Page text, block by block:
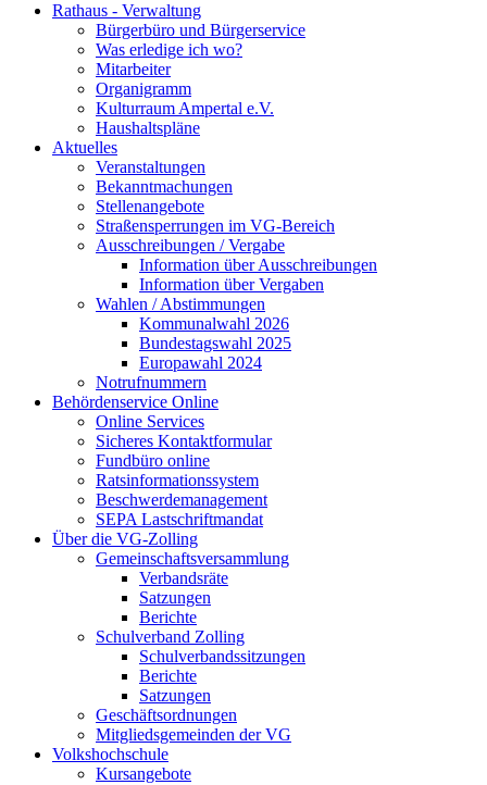
Rathaus - Verwaltung
Bürgerbüro und Bürgerservice
Was erledige ich wo?
Mitarbeiter
Organigramm
Kulturraum Ampertal e.V.
Haushaltspläne
Aktuelles
Veranstaltungen
Bekanntmachungen
Stellenangebote
Straßensperrungen im VG-Bereich
Ausschreibungen / Vergabe
Information über Ausschreibungen
Information über Vergaben
Wahlen / Abstimmungen
Kommunalwahl 2026
Bundestagswahl 2025
Europawahl 2024
Notrufnummern
Behördenservice Online
Online Services
Sicheres Kontaktformular
Fundbüro online
Ratsinformationssystem
Beschwerdemanagement
SEPA Lastschriftmandat
Über die VG-Zolling
Gemeinschaftsversammlung
Verbandsräte
Satzungen
Berichte
Schulverband Zolling
Schulverbandssitzungen
Berichte
Satzungen
Geschäftsordnungen
Mitgliedsgemeinden der VG
Volkshochschule
Kursangebote